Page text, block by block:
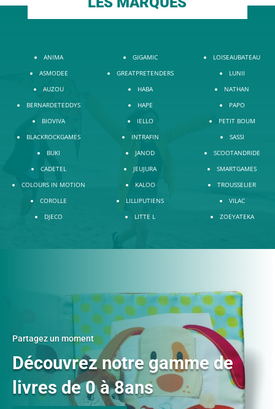
ANIMA
ASMODEE
AUZOU
BERNARDETEDDYS
BIOVIVA
BLACKROCKGAMES
BUKI
CADETEL
COLOURS IN MOTION
COROLLE
DJECO
GIGAMIC
GREATPRETENDERS
HABA
HAPE
IELLO
INTRAFIN
JANOD
JEUJURA
KALOO
LILLIPUTIENS
LITTE L
LOISEAUBATEAU
LUNII
NATHAN
PAPO
PETIT BOUM
SASSI
SCOOTANDRIDE
SMARTGAMES
TROUSSELIER
VILAC
ZOEYATEKA
Partagez un moment
Découvrez notre gamme de
livres de 0 à 8ans